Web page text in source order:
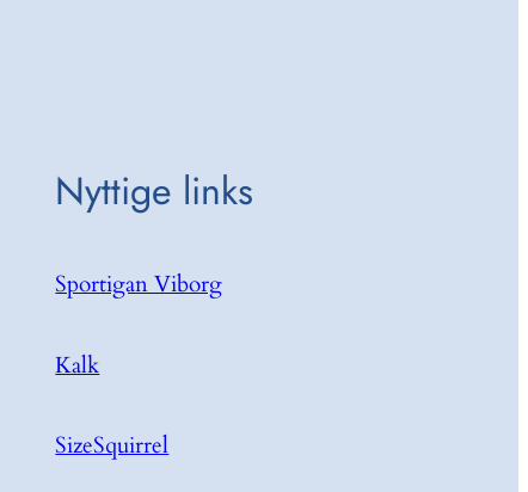
Nyttige links
Sportigan Viborg
Kalk
SizeSquirrel